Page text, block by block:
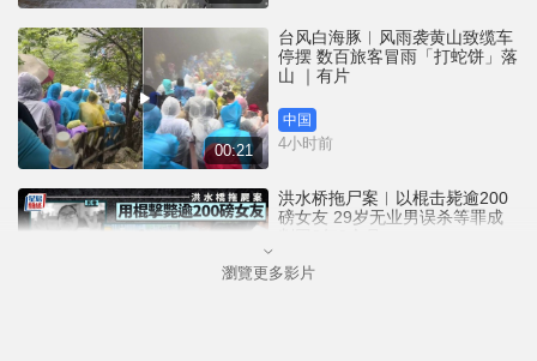
00:21
台风白海豚︱风雨袭黄山致缆车
停摆 数百旅客冒雨「打蛇饼」落
山 ｜有片
中国
4小时前
洪水桥拖尸案︱以棍击毙逾200
磅女友 29岁无业男误杀等罪成
港闻
瀏覽更多影片